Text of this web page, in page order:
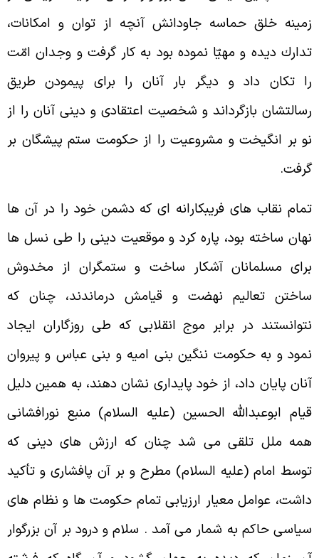
خلق حماسه جاودانش آنچه از توان و امكانات،
ديده و مهيّا نموده بود به کار گرفت و وجدان امّت
تكان داد و ديگر بار آنان را براى پيمودن طريق
بازگرداند و شخصيت اعتقادى و دينى آنان را از
بر انگيخت و مشروعيت را از حكومت ستم پيشگان بر
نقاب هاى فريبكارانه اى که دشمن خود را در آن ها
ساخته بود، پاره کرد و موقعيت دينى را طى نسل ها
مسلمانان آشكار ساخت و ستمگران از مخدوش
تعاليم نهضت و قيامش درماندند، چنان که
در برابر موج انقلابى که طى روزگاران ايجاد
و به حكومت ننگين بنى اميه و بنى عباس و پيروان
پايان داد، از خود پايدارى نشان دهند، به همين دليل
ابوعبدالله الحسين (عليه السلام) منبع نورافشانى
ملل تلقى مى شد چنان که ارزش هاى دينى که
امام (عليه السلام) مطرح و بر آن پافشارى و تأکيد
عوامل معيار ارزيابى تمام حكومت ها و نظام هاى
حاکم به شمار مى آمد . سلام و درود بر آن بزرگوار